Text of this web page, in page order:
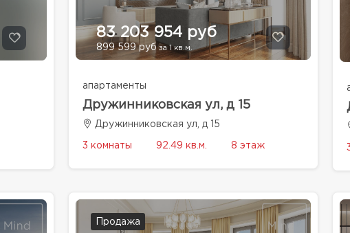
83 203 954 руб
899 599 рубза 1 кв.м.
апартаменты
Дружинниковская ул, д 15
Дружинниковская ул, д 15
3 комнаты 92.49 кв.м. 8 этаж
Продажа